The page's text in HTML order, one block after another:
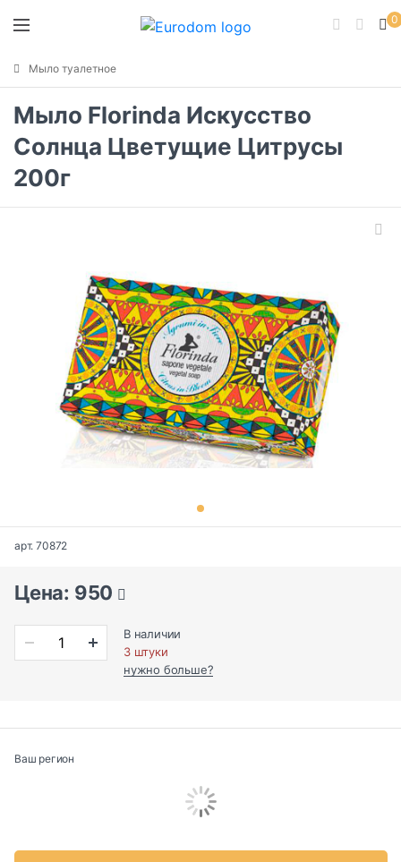
0
Мыло туалетное
Мыло Florinda Искусство
Солнца Цветущие Цитрусы
200г
арт. 70872
Цена: 950
В наличии
3 штуки
нужно больше?
Ваш регион